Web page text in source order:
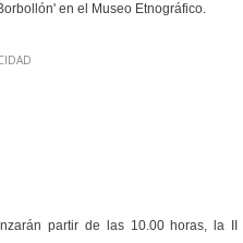
en el Museo Etnográfico.
partir de las 10.00 horas, la II